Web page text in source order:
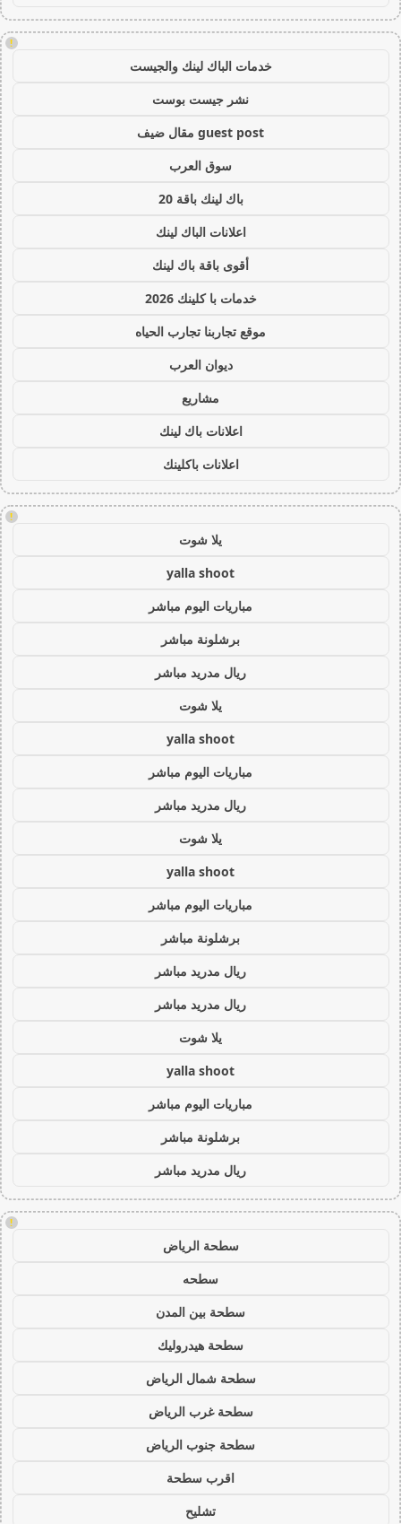
!
خدمات الباك لينك والجيست
نشر جيست بوست
guest post مقال ضيف
سوق العرب
باك لينك باقة 20
اعلانات الباك لينك
أقوى باقة باك لينك
خدمات با كلينك 2026
موقع تجاربنا تجارب الحياه
ديوان العرب
مشاريع
اعلانات باك لينك
اعلانات باكلينك
!
يلا شوت
yalla shoot
مباريات اليوم مباشر
برشلونة مباشر
ريال مدريد مباشر
يلا شوت
yalla shoot
مباريات اليوم مباشر
ريال مدريد مباشر
يلا شوت
yalla shoot
مباريات اليوم مباشر
برشلونة مباشر
ريال مدريد مباشر
ريال مدريد مباشر
يلا شوت
yalla shoot
مباريات اليوم مباشر
برشلونة مباشر
ريال مدريد مباشر
!
سطحة الرياض
سطحه
سطحة بين المدن
سطحة هيدروليك
سطحة شمال الرياض
سطحة غرب الرياض
سطحة جنوب الرياض
اقرب سطحة
تشليح